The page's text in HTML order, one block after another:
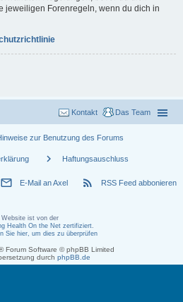
jeweiligen Forenregeln, wenn du dich in
Das Team
Kontakt
zur Benutzung des Forums
chevron_right Haftungsauschluss
mail_outline E-Mail an Axel rss_feed RSS Feed abbonieren
Website ist von der
Health On the Net zertifiziert
Sie hier, um dies zu überprüfen
Forum Software © phpBB Limited
durch phpBB.de